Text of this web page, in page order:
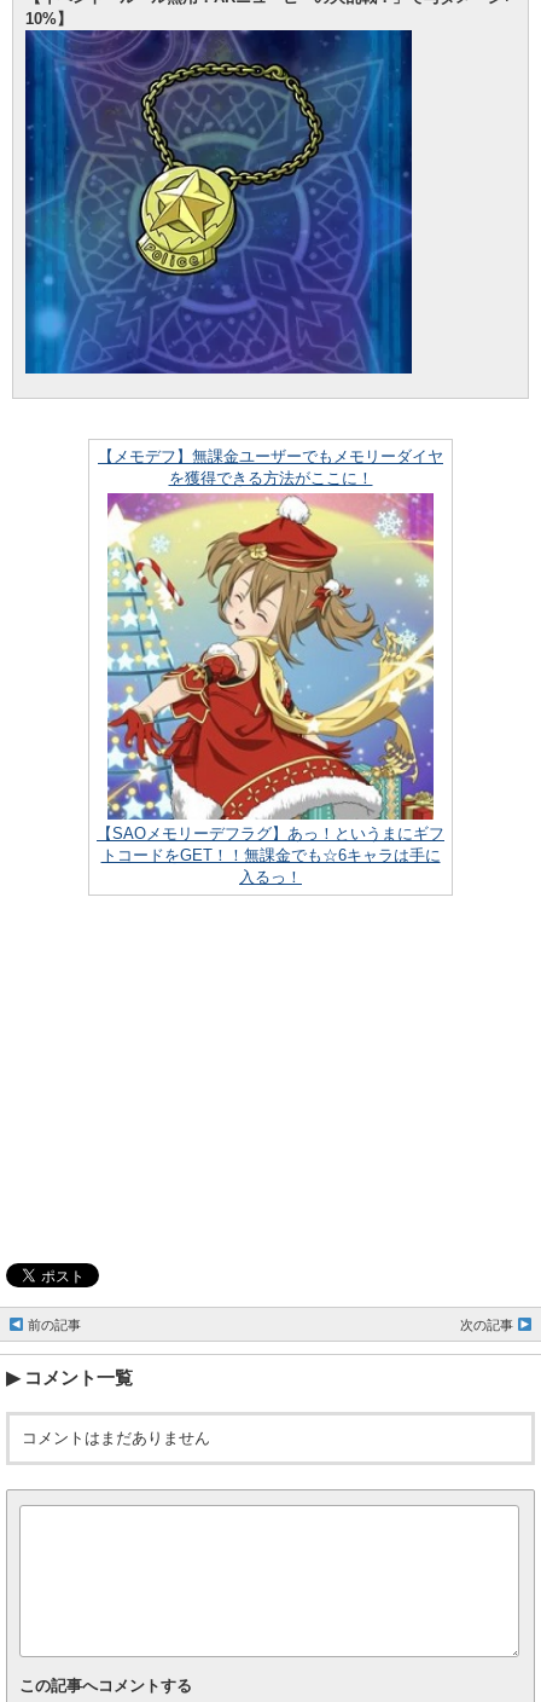
10%】
【メモデフ】無課金ユーザーでもメモリーダイヤ
を獲得できる方法がここに！
【SAOメモリーデフラグ】あっ！というまにギフ
トコードをGET！！無課金でも☆6キャラは手に
入るっ！
前の記事 次の記事
コメント一覧
コメントはまだありません
この記事へコメントする